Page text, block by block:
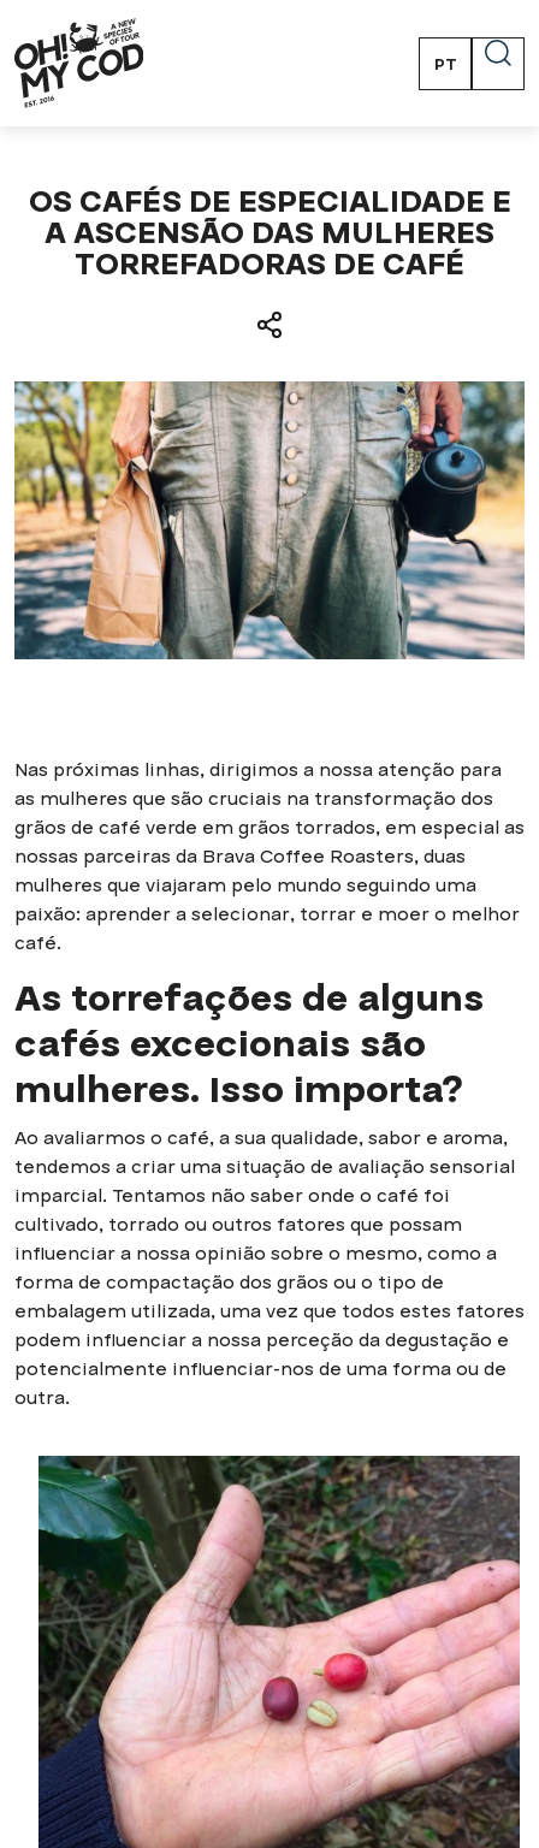
PT
OS CAFÉS DE ESPECIALIDADE E
A ASCENSÃO DAS MULHERES
TORREFADORAS DE CAFÉ
Nas próximas linhas, dirigimos a nossa atenção para
as mulheres que são cruciais na transformação dos
grãos de café verde em grãos torrados, em especial as
nossas parceiras da Brava Coffee Roasters, duas
mulheres que viajaram pelo mundo seguindo uma
paixão: aprender a selecionar, torrar e moer o melhor
café.
As torrefações de alguns
cafés excecionais são
mulheres. Isso importa?
Ao avaliarmos o café, a sua qualidade, sabor e aroma,
tendemos a criar uma situação de avaliação sensorial
imparcial. Tentamos não saber onde o café foi
cultivado, torrado ou outros fatores que possam
influenciar a nossa opinião sobre o mesmo, como a
forma de compactação dos grãos ou o tipo de
embalagem utilizada, uma vez que todos estes fatores
podem influenciar a nossa perceção da degustação e
potencialmente influenciar-nos de uma forma ou de
outra.